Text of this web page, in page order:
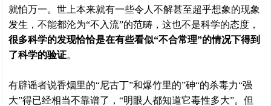
就怕万一。世上本来就有一些令人不解甚至超乎想象的现象
发生，不能都沦为“不入流”的范畴，这也不是科学的态度，
很多科学的发现恰恰是在有些看似“不合常理”的情况下得到
了科学的验证。
有辟谣者说香烟里的“尼古丁”和爆竹里的”砷“的杀毒力“强
大”得已经相当不靠谱了，“明眼人都知道它毒性多大”。但